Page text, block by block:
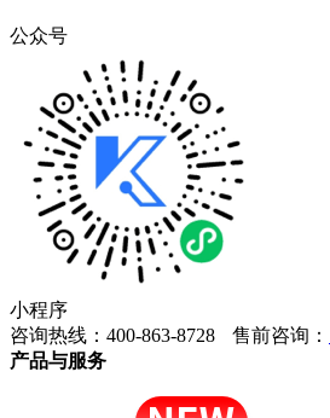
公众号
小程序
咨询热线：400-863-8728
售前咨询：
产品与服务